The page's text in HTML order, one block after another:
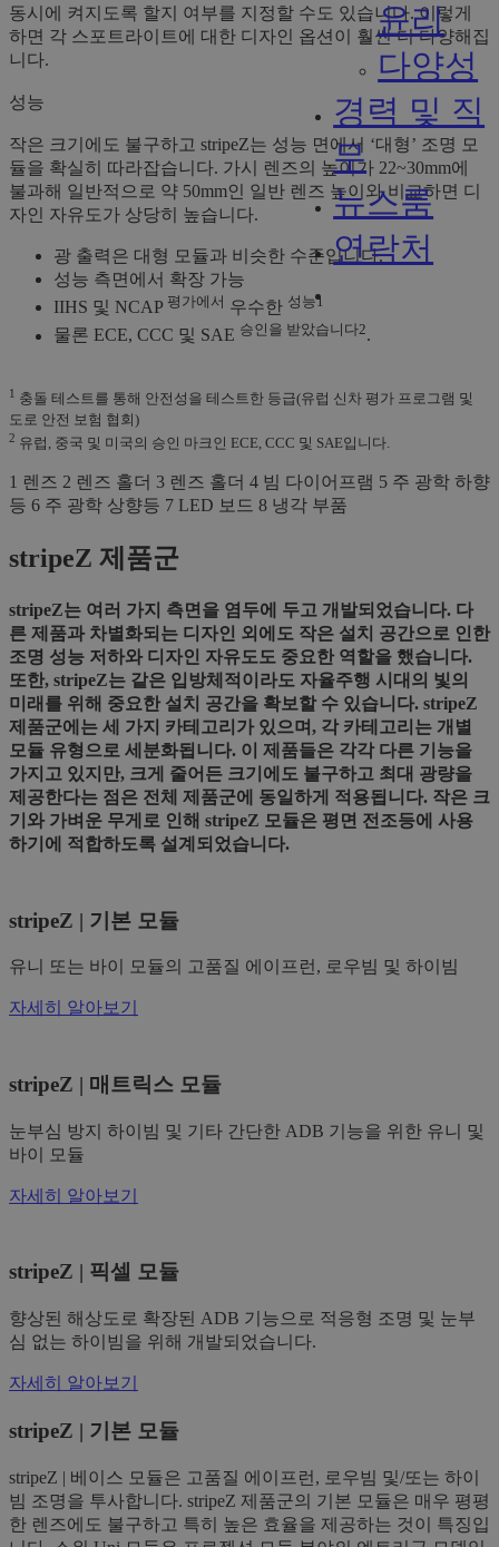
윤리
다양성
경력 및 직
무
뉴스룸
연락처
동시에 켜지도록 할지 여부를 지정할 수도 있습니다. 이렇게
하면 각 스포트라이트에 대한 디자인 옵션이 훨씬 더 다양해집
니다.
성능
작은 크기에도 불구하고 stripeZ는 성능 면에서 ‘대형’ 조명 모
듈을 확실히 따라잡습니다. 가시 렌즈의 높이가 22~30mm에
불과해 일반적으로 약 50mm인 일반 렌즈 높이와 비교하면 디
자인 자유도가 상당히 높습니다.
광 출력은 대형 모듈과 비슷한 수준입니다.
성능 측면에서 확장 가능
IIHS 및 NCAP 평가에서 우수한 성능1
물론 ECE, CCC 및 SAE 승인을 받았습니다2.
1 충돌 테스트를 통해 안전성을 테스트한 등급(유럽 신차 평가 프로그램 및
도로 안전 보험 협회)
2 유럽, 중국 및 미국의 승인 마크인 ECE, CCC 및 SAE입니다.
1 렌즈 2 렌즈 홀더 3 렌즈 홀더 4 빔 다이어프램 5 주 광학 하향
등 6 주 광학 상향등 7 LED 보드 8 냉각 부품
stripeZ 제품군
stripeZ는 여러 가지 측면을 염두에 두고 개발되었습니다. 다
른 제품과 차별화되는 디자인 외에도 작은 설치 공간으로 인한
조명 성능 저하와 디자인 자유도도 중요한 역할을 했습니다.
또한, stripeZ는 같은 입방체적이라도 자율주행 시대의 빛의
미래를 위해 중요한 설치 공간을 확보할 수 있습니다. stripeZ
제품군에는 세 가지 카테고리가 있으며, 각 카테고리는 개별
모듈 유형으로 세분화됩니다. 이 제품들은 각각 다른 기능을
가지고 있지만, 크게 줄어든 크기에도 불구하고 최대 광량을
제공한다는 점은 전체 제품군에 동일하게 적용됩니다. 작은 크
기와 가벼운 무게로 인해 stripeZ 모듈은 평면 전조등에 사용
하기에 적합하도록 설계되었습니다.
stripeZ | 기본 모듈
유니 또는 바이 모듈의 고품질 에이프런, 로우빔 및 하이빔
자세히 알아보기
stripeZ | 매트릭스 모듈
눈부심 방지 하이빔 및 기타 간단한 ADB 기능을 위한 유니 및
바이 모듈
자세히 알아보기
stripeZ | 픽셀 모듈
향상된 해상도로 확장된 ADB 기능으로 적응형 조명 및 눈부
심 없는 하이빔을 위해 개발되었습니다.
자세히 알아보기
stripeZ | 기본 모듈
stripeZ | 베이스 모듈은 고품질 에이프런, 로우빔 및/또는 하이
빔 조명을 투사합니다. stripeZ 제품군의 기본 모듈은 매우 평평
한 렌즈에도 불구하고 특히 높은 효율을 제공하는 것이 특징입